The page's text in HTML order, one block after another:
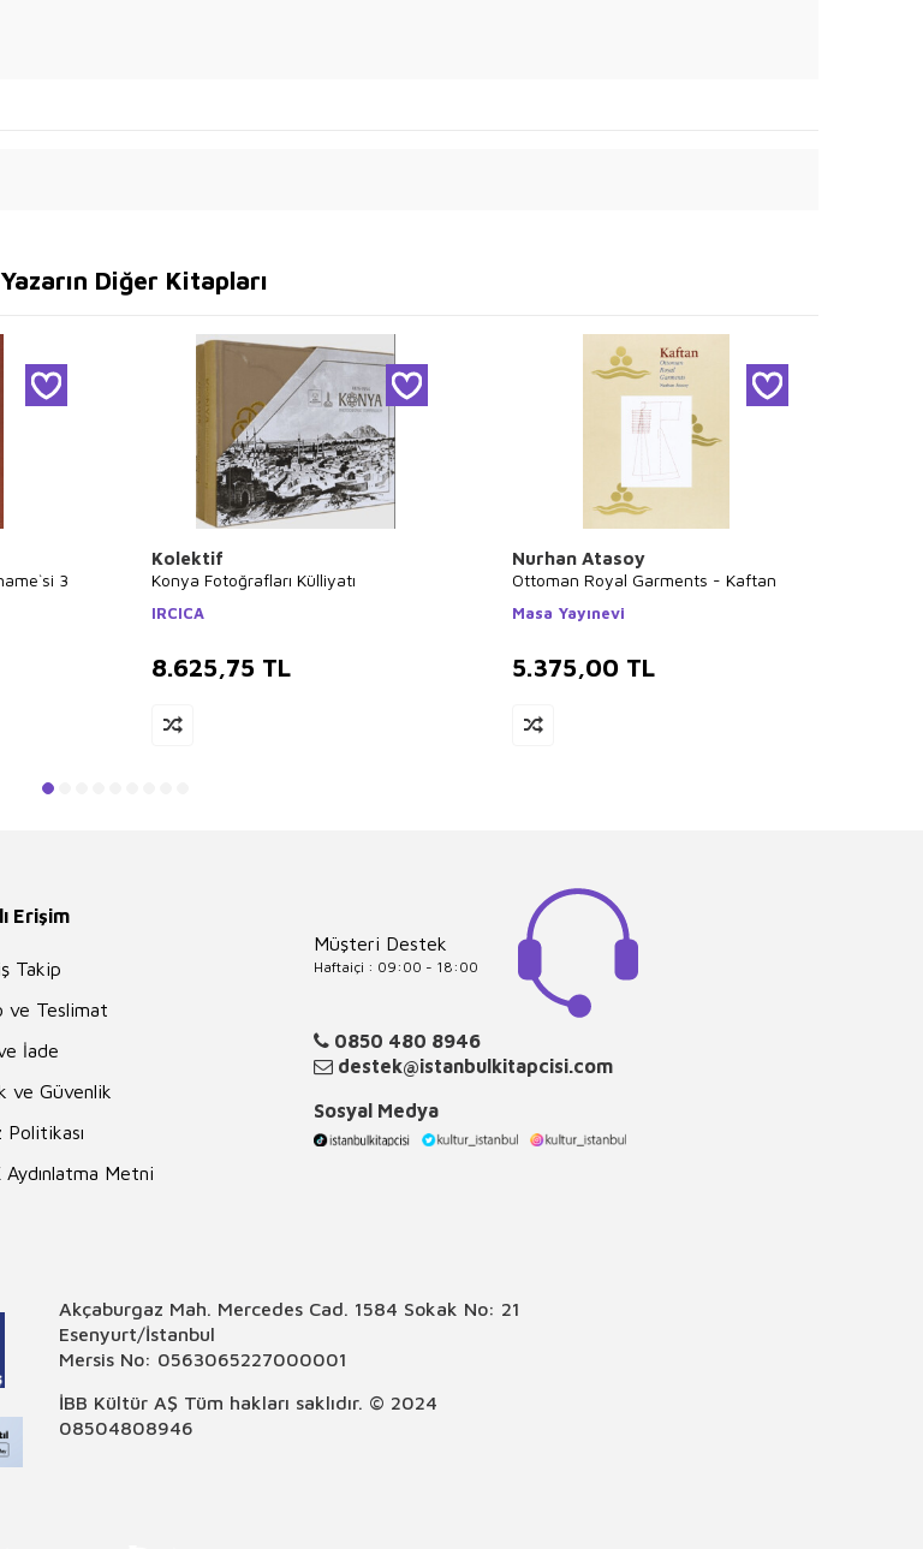
Diğer Kitapları
3
Kolektif
Konya Fotoğrafları Külliyatı
IRCICA
8.625,75 TL
Nurhan Atasoy
Ottoman Royal Garments - Kaftan
Masa Yayınevi
5.375,00 TL
Erişim
Takip
ve Teslimat
İade
ve Güvenlik
Politikası
Aydınlatma Metni
Müşteri Destek
Haftaiçi : 09:00 - 18:00
0850 480 8946
destek@istanbulkitapcisi.com
Sosyal Medya
Akçaburgaz Mah. Mercedes Cad. 1584 Sokak No: 21
Esenyurt/İstanbul
Mersis No: 0563065227000001
İBB Kültür AŞ Tüm hakları saklıdır. © 2024
08504808946